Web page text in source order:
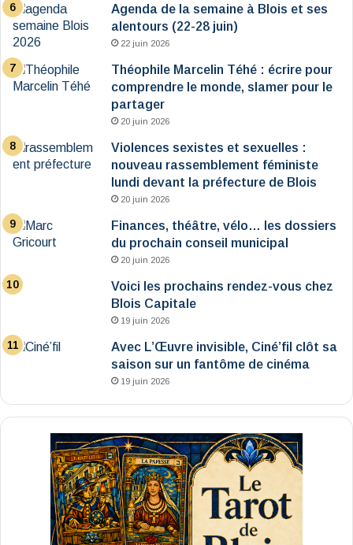
Agenda de la semaine à Blois et ses
alentours (22-28 juin)
22 juin 2026
Théophile Marcelin Téhé : écrire pour
comprendre le monde, slamer pour le
partager
20 juin 2026
Violences sexistes et sexuelles :
nouveau rassemblement féministe
lundi devant la préfecture de Blois
20 juin 2026
Finances, théâtre, vélo… les dossiers
du prochain conseil municipal
20 juin 2026
Voici les prochains rendez-vous chez
Blois Capitale
19 juin 2026
Avec L’Œuvre invisible, Ciné’fil clôt sa
saison sur un fantôme de cinéma
19 juin 2026